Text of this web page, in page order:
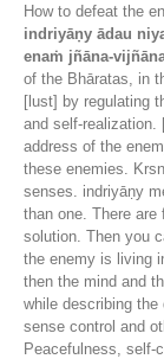
How to defeat the
indriyāṇy ādau
enaṁ jñāna-
of the Bhāratas, in
[lust] by regulating
and self-realization.
address of the
these enemies.
senses. indriyāṇy
than one. There
solution. Then you
the enemy is living
then the mind and
while describing
sense control and
Peacefulness, self-